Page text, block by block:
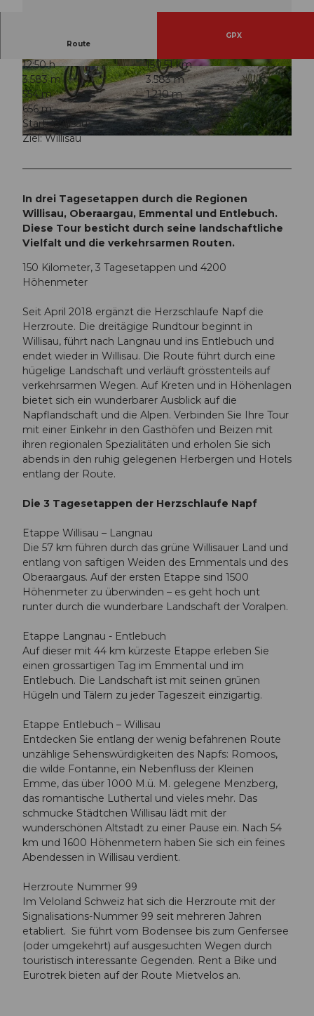
© Willisau Tourismus, Willisau Tourismus
© Willisau Tourismus, Willisau Tourismus © Willisau Tourismus, Willisau Tourismus
Route
GPX
12:50 h
150,51 km
3.583 m
3.583 m
554 m
1.210 m
656 m
Start: Willisau
Ziel: Willisau
In drei Tagesetappen durch die Regionen
Willisau, Oberaargau, Emmental und Entlebuch.
Diese Tour besticht durch seine landschaftliche
Vielfalt und die verkehrsarmen Routen.
150 Kilometer, 3 Tagesetappen und 4200
Höhenmeter
Seit April 2018 ergänzt die Herzschlaufe Napf die
Herzroute. Die dreitägige Rundtour beginnt in
Willisau, führt nach Langnau und ins Entlebuch und
endet wieder in Willisau. Die Route führt durch eine
hügelige Landschaft und verläuft grösstenteils auf
verkehrsarmen Wegen. Auf Kreten und in Höhenlagen
bietet sich ein wunderbarer Ausblick auf die
Napflandschaft und die Alpen. Verbinden Sie Ihre Tour
mit einer Einkehr in den Gasthöfen und Beizen mit
ihren regionalen Spezialitäten und erholen Sie sich
abends in den ruhig gelegenen Herbergen und Hotels
entlang der Route.
Die 3 Tagesetappen der Herzschlaufe Napf
Etappe Willisau – Langnau
Die 57 km führen durch das grüne Willisauer Land und
entlang von saftigen Weiden des Emmentals und des
Oberaargaus. Auf der ersten Etappe sind 1500
Höhenmeter zu überwinden – es geht hoch unt
runter durch die wunderbare Landschaft der Voralpen.
Etappe Langnau - Entlebuch
Auf dieser mit 44 km kürzeste Etappe erleben Sie
einen grossartigen Tag im Emmental und im
Entlebuch. Die Landschaft ist mit seinen grünen
Hügeln und Tälern zu jeder Tageszeit einzigartig.
Etappe Entlebuch – Willisau
Entdecken Sie entlang der wenig befahrenen Route
unzählige Sehenswürdigkeiten des Napfs: Romoos,
die wilde Fontanne, ein Nebenfluss der Kleinen
Emme, das über 1000 M.ü. M. gelegene Menzberg,
das romantische Luthertal und vieles mehr. Das
schmucke Städtchen Willisau lädt mit der
wunderschönen Altstadt zu einer Pause ein. Nach 54
km und 1600 Höhenmetern haben Sie sich ein feines
Abendessen in Willisau verdient.
Herzroute Nummer 99
Im Veloland Schweiz hat sich die Herzroute mit der
Signalisations-Nummer 99 seit mehreren Jahren
etabliert. Sie führt vom Bodensee bis zum Genfersee
(oder umgekehrt) auf ausgesuchten Wegen durch
touristisch interessante Gegenden. Rent a Bike und
Eurotrek bieten auf der Route Mietvelos an.